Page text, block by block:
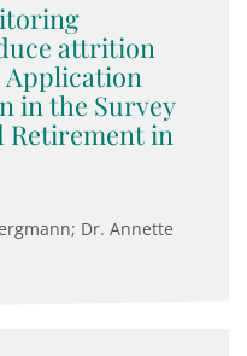
attrition
Application
in the Survey
Retirement in
Dr. Annette